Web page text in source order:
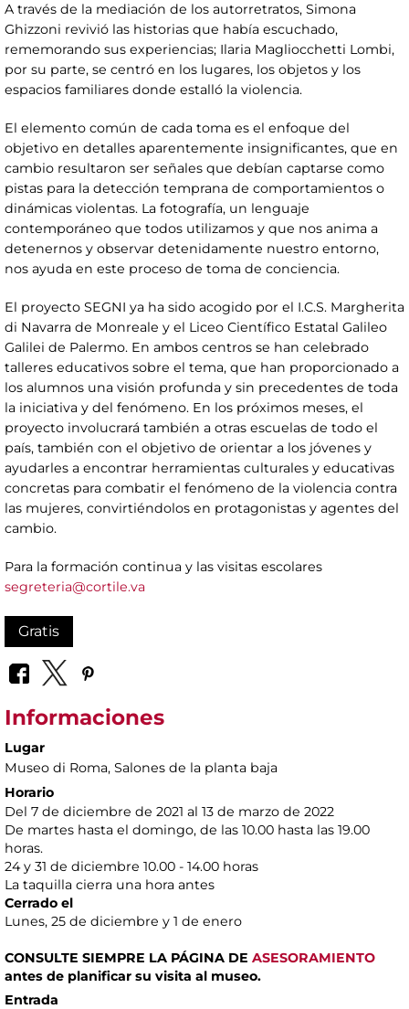
A través de la mediación de los autorretratos, Simona
Ghizzoni revivió las historias que había escuchado,
rememorando sus experiencias; Ilaria Magliocchetti Lombi,
por su parte, se centró en los lugares, los objetos y los
espacios familiares donde estalló la violencia.
El elemento común de cada toma es el enfoque del
objetivo en detalles aparentemente insignificantes, que en
cambio resultaron ser señales que debían captarse como
pistas para la detección temprana de comportamientos o
dinámicas violentas. La fotografía, un lenguaje
contemporáneo que todos utilizamos y que nos anima a
detenernos y observar detenidamente nuestro entorno,
nos ayuda en este proceso de toma de conciencia.
El proyecto SEGNI ya ha sido acogido por el I.C.S. Margherita
di Navarra de Monreale y el Liceo Científico Estatal Galileo
Galilei de Palermo. En ambos centros se han celebrado
talleres educativos sobre el tema, que han proporcionado a
los alumnos una visión profunda y sin precedentes de toda
la iniciativa y del fenómeno. En los próximos meses, el
proyecto involucrará también a otras escuelas de todo el
país, también con el objetivo de orientar a los jóvenes y
ayudarles a encontrar herramientas culturales y educativas
concretas para combatir el fenómeno de la violencia contra
las mujeres, convirtiéndolos en protagonistas y agentes del
cambio.
Para la formación continua y las visitas escolares
segreteria@cortile.va
Gratis
Informaciones
Lugar
Museo di Roma, Salones de la planta baja
Horario
Del 7 de diciembre de 2021 al 13 de marzo de 2022
De martes hasta el domingo, de las 10.00 hasta las 19.00
horas.
24 y 31 de diciembre 10.00 - 14.00 horas
La taquilla cierra una hora antes
Cerrado el
Lunes, 25 de diciembre y 1 de enero
CONSULTE SIEMPRE LA PÁGINA DE ASESORAMIENTO
antes de planificar su visita al museo.
Entrada